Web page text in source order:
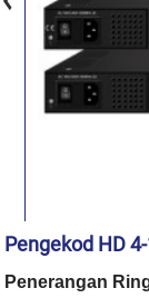
Pengekod HD
Penerangan